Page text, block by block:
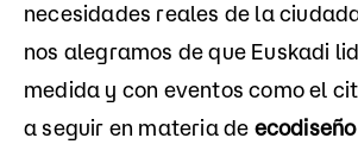
necesidades reales de la
nos alegramos de que Euskadi
medida y con eventos como el
a seguir en materia de ecodiseño